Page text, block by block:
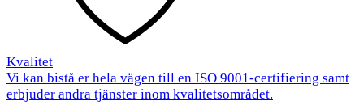
Kvalitet
Vi kan bistå er hela vägen till en ISO 9001-certifiering samt
erbjuder andra tjänster inom kvalitetsområdet.